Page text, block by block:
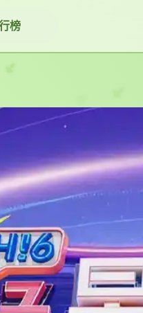
榜